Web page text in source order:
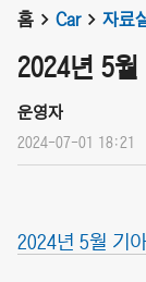
홈 Car 자료
2024년 5
운영자
2024-07-01 18:21
2024년 5월 기